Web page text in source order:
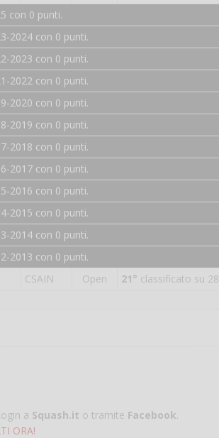
con 0 punti.
2024 con 0 punti.
2023 con 0 punti.
2022 con 0 punti.
2020 con 0 punti.
2019 con 0 punti.
2018 con 0 punti.
2017 con 0 punti.
2016 con 0 punti.
2015 con 0 punti.
2014 con 0 punti.
2013 con 0 punti.
CSAIN Open 21° classificato su 28
a Squash.it o tramite Facebook.
ORA!